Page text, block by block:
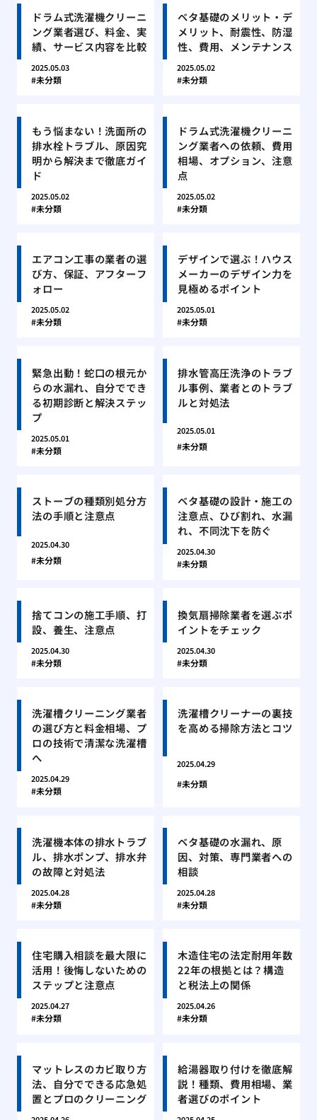
ドラム式洗濯機クリーニ
ング業者選び、料金、実
績、サービス内容を比較
2025.05.03
未分類
ベタ基礎のメリット・デ
メリット、耐震性、防湿
性、費用、メンテナンス
2025.05.02
未分類
もう悩まない！洗面所の
排水栓トラブル、原因究
明から解決まで徹底ガイ
ド
2025.05.02
未分類
ドラム式洗濯機クリーニ
ング業者への依頼、費用
相場、オプション、注意
点
2025.05.02
未分類
エアコン工事の業者の選
び方、保証、アフターフ
ォロー
2025.05.02
未分類
デザインで選ぶ！ハウス
メーカーのデザイン力を
見極めるポイント
2025.05.01
未分類
緊急出動！蛇口の根元か
らの水漏れ、自分ででき
る初期診断と解決ステッ
プ
2025.05.01
未分類
排水管高圧洗浄のトラブ
ル事例、業者とのトラブ
ルと対処法
2025.05.01
未分類
ストーブの種類別処分方
法の手順と注意点
2025.04.30
未分類
ベタ基礎の設計・施工の
注意点、ひび割れ、水漏
れ、不同沈下を防ぐ
2025.04.30
未分類
捨てコンの施工手順、打
設、養生、注意点
2025.04.30
未分類
換気扇掃除業者を選ぶポ
イントをチェック
2025.04.30
未分類
洗濯槽クリーニング業者
の選び方と料金相場、プ
ロの技術で清潔な洗濯槽
へ
2025.04.29
未分類
洗濯槽クリーナーの裏技
を高める掃除方法とコツ
2025.04.29
未分類
洗濯機本体の排水トラブ
ル、排水ポンプ、排水弁
の故障と対処法
2025.04.28
未分類
ベタ基礎の水漏れ、原
因、対策、専門業者への
相談
2025.04.28
未分類
住宅購入相談を最大限に
活用！後悔しないための
ステップと注意点
2025.04.27
未分類
木造住宅の法定耐用年数
22年の根拠とは？構造
と税法上の関係
2025.04.26
未分類
マットレスのカビ取り方
法、自分でできる応急処
置とプロのクリーニング
給湯器取り付けを徹底解
説！種類、費用相場、業
者選びのポイント